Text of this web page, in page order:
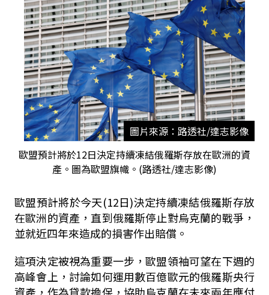
圖片來源：路透社/達志影像
歐盟預計將於12日決定持續凍結俄羅斯存放在歐洲的資
產。圖為歐盟旗幟。(路透社/達志影像)
歐盟預計將於今天(12日)決定持續凍結俄羅斯存放
在歐洲的資產，直到俄羅斯停止對烏克蘭的戰爭，
並就近四年來造成的損害作出賠償。
這項決定被視為重要一步，歐盟領袖可望在下週的
高峰會上，討論如何運用數百億歐元的俄羅斯央行